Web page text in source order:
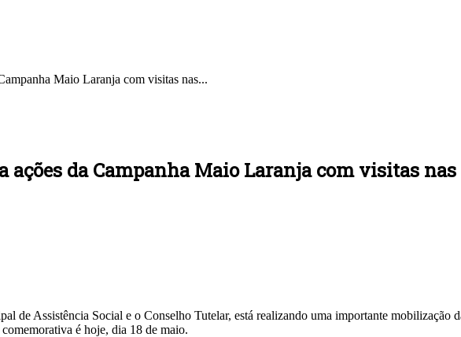
Maio Laranja com visitas nas...
da Campanha Maio Laranja com visitas nas
de Assistência Social e o Conselho Tutelar, está realizando uma importante mobilização
é hoje, dia 18 de maio.